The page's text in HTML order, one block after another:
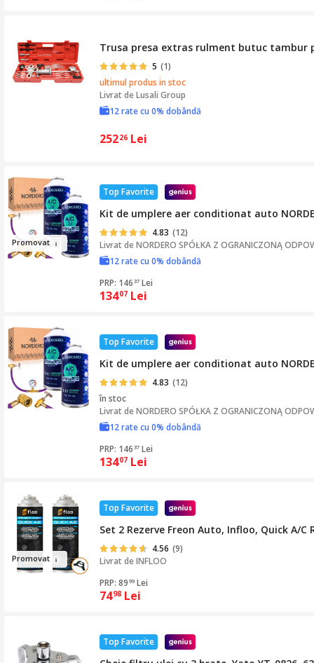
Trusa presa extras rulment butuc tambur
5 (1)
ultimul produs in stoc
Livrat deLusali Group
12 rate cu 0% dobândă
25226 Lei
Promovat
Top Favorite
Kit de umplere aer conditionat auto
4.83 (12)
Livrat deNORDERO SPÓŁKA Z OGRANICZONĄ
12 rate cu 0% dobândă
PRP: 146 37 Lei
13407 Lei
Top Favorite
Kit de umplere aer conditionat auto
4.83 (12)
în stoc
Livrat deNORDERO SPÓŁKA Z OGRANICZONĄ
12 rate cu 0% dobândă
PRP: 146 37 Lei
13407 Lei
Promovat
Top Favorite
Set 2 Rezerve Freon Auto, Infloo, Quick A/
4.56 (9)
Livrat deINFLOO
PRP: 89 99 Lei
7498 Lei
Top Favorite